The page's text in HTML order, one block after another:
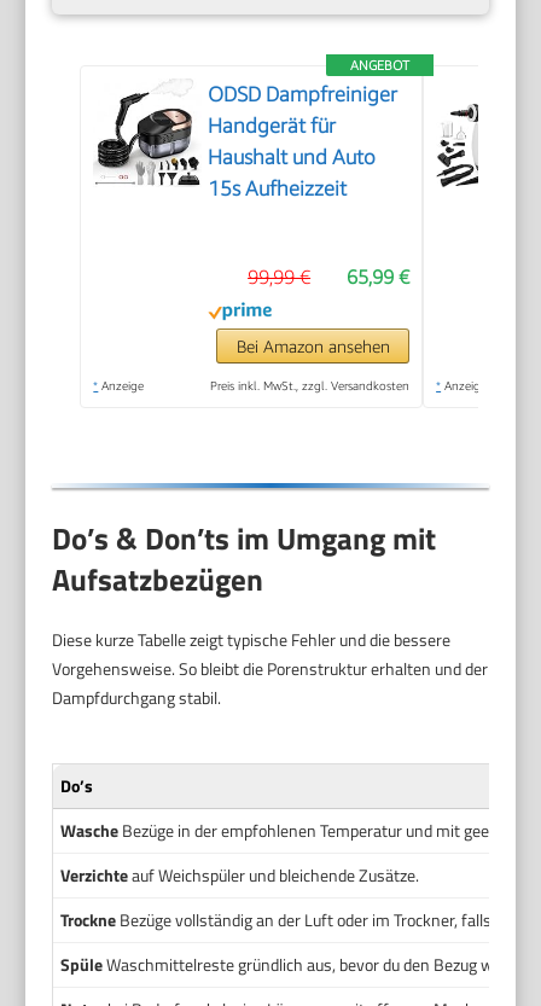
ANGEBOT
ODSD Dampfreiniger
Handgerät für
Haushalt und Auto
15s Aufheizzeit
65,99 €
99,99 €
Bei Amazon ansehen
* Anzeige Preis inkl. MwSt., zzgl. Versandkosten * Anzeige
Do’s & Don’ts im Umgang mit
Aufsatzbezügen
Diese kurze Tabelle zeigt typische Fehler und die bessere
Vorgehensweise. So bleibt die Porenstruktur erhalten und der
Dampfdurchgang stabil.
Do’s
WascheBezüge in der empfohlenen Temperatur und mit
Verzichteauf Weichspüler und bleichende Zusätze.
TrockneBezüge vollständig an der Luft oder im Trockner, falls
SpüleWaschmittelreste gründlich aus, bevor du den Bezug wieder